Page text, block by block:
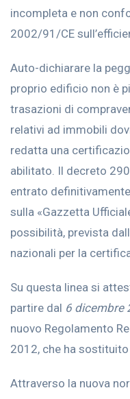
incompleta e non
2002/91/CE
Auto-dichiarare la
proprio edificio non è
trasazioni di
relativi ad immobili
redatta una
abilitato. Il decreto
entrato
sulla «Gazzetta
possibilità, prevista
nazionali per la
Su questa linea si
partire dal 6 dicembre
nuovo Regolamento
2012, che ha sostituito
Attraverso la nuova